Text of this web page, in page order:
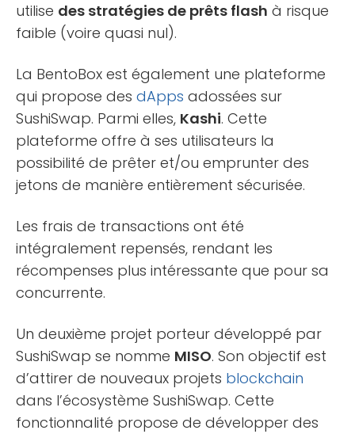
utilise des stratégies de prêts flash à risque
faible (voire quasi nul).
La BentoBox est également une plateforme
qui propose des dApps adossées sur
SushiSwap. Parmi elles, Kashi. Cette
plateforme offre à ses utilisateurs la
possibilité de prêter et/ou emprunter des
jetons de manière entièrement sécurisée.
Les frais de transactions ont été
intégralement repensés, rendant les
récompenses plus intéressante que pour sa
concurrente.
Un deuxième projet porteur développé par
SushiSwap se nomme MISO. Son objectif est
d’attirer de nouveaux projets blockchain
dans l’écosystème SushiSwap. Cette
fonctionnalité propose de développer des